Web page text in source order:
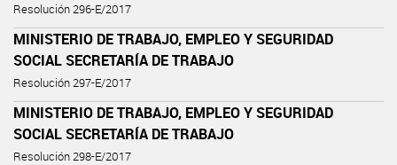
Resolución 296-E/2017
MINISTERIO DE TRABAJO, EMPLEO Y SEGURIDAD
SOCIAL SECRETARÍA DE TRABAJO
Resolución 297-E/2017
MINISTERIO DE TRABAJO, EMPLEO Y SEGURIDAD
SOCIAL SECRETARÍA DE TRABAJO
Resolución 298-E/2017